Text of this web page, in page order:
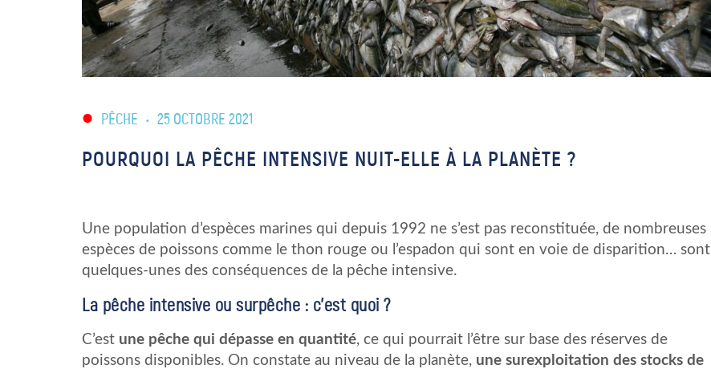
PÊCHE • 25 OCTOBRE 2021
POURQUOI LA PÊCHE INTENSIVE NUIT-ELLE À LA PLANÈTE ?
Une population d’espèces marines qui depuis 1992 ne s’est pas reconstituée, de nombreuses
espèces de poissons comme le thon rouge ou l’espadon qui sont en voie de disparition… sont
quelques-unes des conséquences de la pêche intensive.
La pêche intensive ou surpêche : c’est quoi ?
C’est une pêche qui dépasse en quantité, ce qui pourrait l’être sur base des réserves de
poissons disponibles. On constate au niveau de la planète, une surexploitation des stocks de